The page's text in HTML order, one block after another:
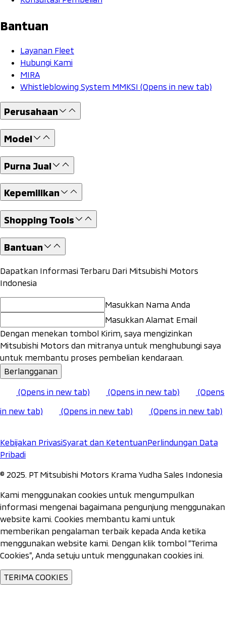
Bantuan
Layanan Fleet
Hubungi Kami
MIRA
Whistleblowing System MMKSI (Opens in new tab)
Perusahaan
Model
Purna Jual
Kepemilikan
Shopping Tools
Bantuan
Dapatkan Informasi Terbaru Dari Mitsubishi Motors
Indonesia
Masukkan Nama Anda
Masukkan Alamat Email
Dengan menekan tombol Kirim, saya mengizinkan
Mitsubishi Motors dan mitranya untuk menghubungi saya
untuk membantu proses pembelian kendaraan.
Berlangganan
(Opens in new tab) (Opens in new tab)
(Opens
in new tab)
(Opens in new tab) (Opens in new tab)
Kebijakan PrivasiSyarat dan KetentuanPerlindungan Data
Pribadi
©️ 2025. PT Mitsubishi Motors Krama Yudha Sales Indonesia
Kami menggunakan cookies untuk mengumpulkan
informasi mengenai bagaimana pengunjung menggunakan
website kami. Cookies membantu kami untuk
memberikan pengalaman terbaik kepada Anda ketika
menggunakan website kami. Dengan klik tombol “Terima
Cookies”, Anda setuju untuk menggunakan cookies ini.
TERIMA COOKIES